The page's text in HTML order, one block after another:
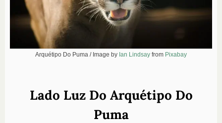
Arquétipo Do Puma / Image by Ian Lindsay from Pixabay
Lado Luz Do Arquétipo Do
Puma